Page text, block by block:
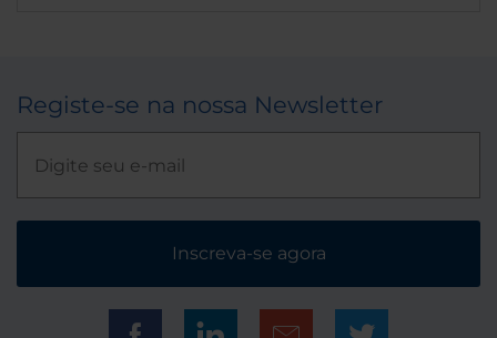
Registe-se na nossa Newsletter
Inscreva-se agora